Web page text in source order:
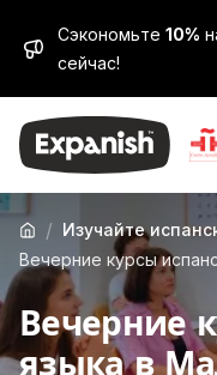
Сэкономьте 10%
сейчас!
/ Изучайте
Вечерние курсы
Вечерние
языка в